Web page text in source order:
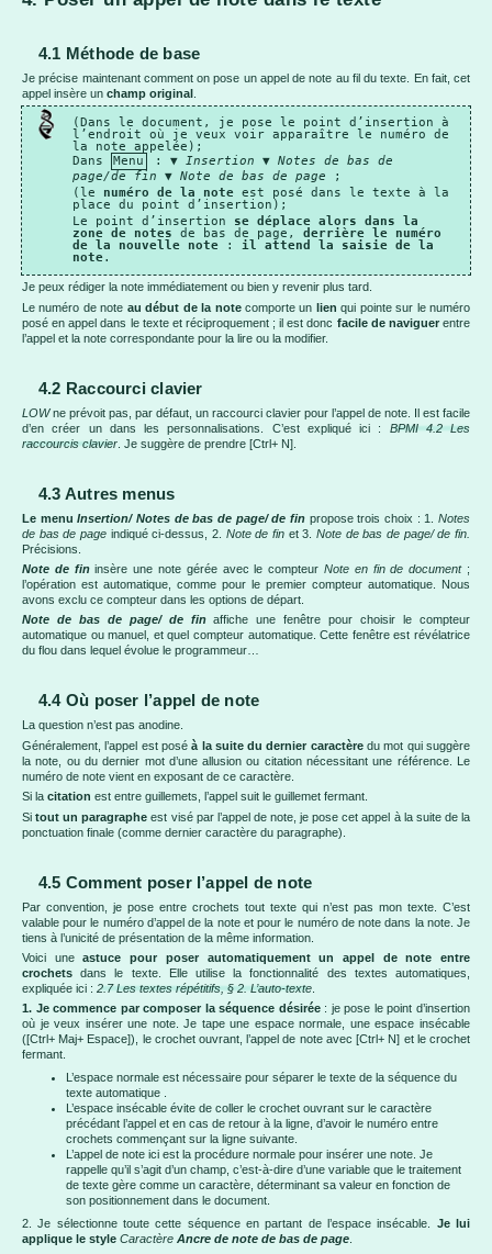
4.1 Méthode de base
Je précise maintenant comment on pose un appel de note au fil du texte. En fait, cet
appel insère un champ original .
(Dans le document, je pose le point d’insertion à
l’endroit où je veux voir apparaître le numéro de
la note appelée);
Dans
Menu : ▼ Insertion ▼ Notes de bas de
page/de fin ▼Note de bas de page
;
(le numéro de la note est posé dans le texte à la
place du point d’insertion);
Le point d’insertion se déplace alors dans la
zone de notes de bas de page,derrière le numéro
de la nouvelle note :il attend la saisie de la
note.
Je peux rédiger la note immédiatement ou bien y revenir plus tard.
Le numéro de note au début de la notecomporte un lien qui pointe sur le numéro
posé en appel dans le texte et réciproquement ; il est donc facile de naviguerentre
l’appel et la note correspondante pour la lire ou la modifier.
4.2 Raccourci clavier
LOWne prévoit pas, par défaut, un raccourci clavier pour l’appel de note. Il est facile
d’en créer un dans les personnalisations. C’est expliqué ici : BPMI 4.2 Les
raccourcis clavier . Je suggère de prendre [Ctrl+ N].
4.3 Autres menus
Le menuInsertion/ Notes de bas de page/ de fin propose trois choix : 1.Notes
de bas de page indiqué ci-dessus, 2. Note de fin et 3.Note de bas de page/ de fin.
Précisions.
Note de fininsère une note gérée avec le compteurNote en fin de document;
l’opération est automatique, comme pour le premier compteur automatique. Nous
avons exclu ce compteur dans les options de départ.
Note de bas de page/ de fin affiche une fenêtre pour choisir le compteur
automatique ou manuel, et quel compteur automatique. Cette fenêtre est révélatrice
du flou dans lequel évolue le programmeur…
4.4 Où poser l’appel de note
La question n’est pas anodine.
Généralement, l’appel est poséà la suite du dernier caractèredu mot qui suggère
la note, ou du dernier mot d’une allusion ou citation nécessitant une référence. Le
numéro de note vient en exposant de ce caractère.
Si la citation est entre guillemets, l’appel suit le guillemet fermant.
Sitout un paragraphe est visé par l’appel de note, je pose cet appel à la suite de la
ponctuation finale (comme dernier caractère du paragraphe).
4.5 Comment poser l’appel de note
Par convention, je pose entre crochets tout texte qui n’est pas mon texte. C’est
valable pour le numéro d’appel de la note et pour le numéro de note dans la note. Je
tiens à l’unicité de présentation de la même information.
Voici uneastuce pour poser automatiquement un appel de note entre
crochets dans le texte. Elle utilise la fonctionnalité des textes automatiques,
expliquée ici : 2.7 Les textes répétitifs, § 2. L’auto-texte
1. Je commence par composer la séquence désirée: je pose le point d’insertion
où je veux insérer une note. Je tape une espace normale, une espace insécable
([Ctrl+ Maj+ Espace]), le crochet ouvrant, l’appel de note avec [Ctrl+ N] et le crochet
fermant.
L’espace normale est nécessaire pour séparer le texte de la séquence du
texte automatique .
L’espace insécable évite de coller le crochet ouvrant sur le caractère
précédant l’appel et en cas de retour à la ligne, d’avoir le numéro entre
crochets commençant sur la ligne suivante.
L’appel de note ici est la procédure normale pour insérer une note. Je
rappelle qu’il s’agit d’un champ, c’est-à-dire d’une variable que le traitement
de texte gère comme un caractère, déterminant sa valeur en fonction de
son positionnement dans le document.
2. Je sélectionne toute cette séquence en partant de l’espace insécable. Je lui
applique le style Caractère Ancre de note de bas de page